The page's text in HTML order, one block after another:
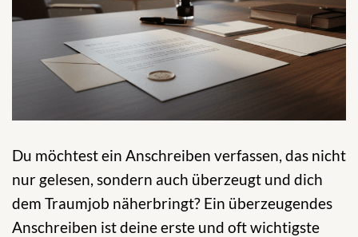
Du möchtest ein Anschreiben verfassen, das nicht
nur gelesen, sondern auch überzeugt und dich
dem Traumjob näherbringt? Ein überzeugendes
Anschreiben ist deine erste und oft wichtigste